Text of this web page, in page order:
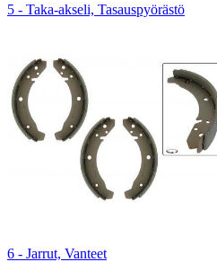
5 - Taka-akseli, Tasauspyörästö
6 - Jarrut, Vanteet